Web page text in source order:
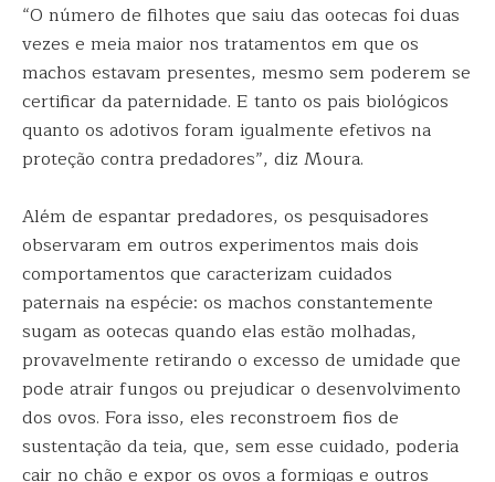
“O número de filhotes que saiu das ootecas foi duas
vezes e meia maior nos tratamentos em que os
machos estavam presentes, mesmo sem poderem se
certificar da paternidade. E tanto os pais biológicos
quanto os adotivos foram igualmente efetivos na
proteção contra predadores”, diz Moura.
Além de espantar predadores, os pesquisadores
observaram em outros experimentos mais dois
comportamentos que caracterizam cuidados
paternais na espécie: os machos constantemente
sugam as ootecas quando elas estão molhadas,
provavelmente retirando o excesso de umidade que
pode atrair fungos ou prejudicar o desenvolvimento
dos ovos. Fora isso, eles reconstroem fios de
sustentação da teia, que, sem esse cuidado, poderia
cair no chão e expor os ovos a formigas e outros